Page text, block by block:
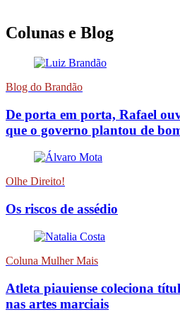
Colunas e Blog
Blog do Brandão
De porta em porta, Rafael
que o governo plantou de
Olhe Direito!
Os riscos de assédio
Coluna Mulher Mais
Atleta piauiense coleciona
nas artes marciais